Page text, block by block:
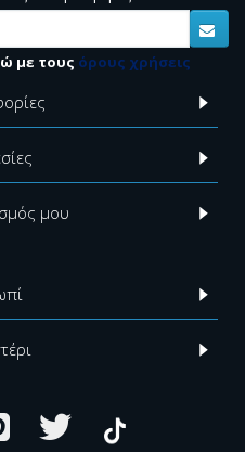
με τους όρους χρήσεις
μου